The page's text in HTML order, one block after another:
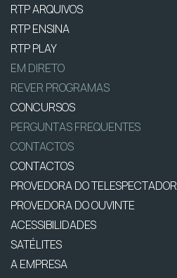
RTP ARQUIVOS
RTP ENSINA
RTP PLAY
EM DIRETO
REVER PROGRAMAS
CONCURSOS
PERGUNTAS FREQUENTES
CONTACTOS
CONTACTOS
PROVEDORA DO TELESPECTADOR
PROVEDORA DO OUVINTE
ACESSIBILIDADES
SATÉLITES
A EMPRESA